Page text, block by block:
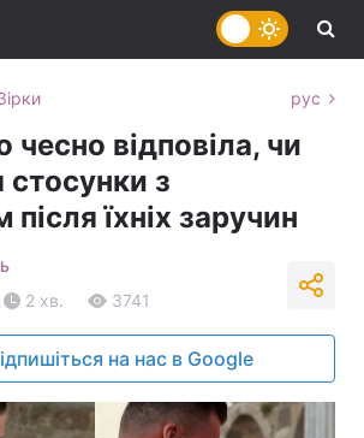
рус
чесно відповіла, чи
стосунки з
їхніх заручин
2 хв. 3741
на нас в Google